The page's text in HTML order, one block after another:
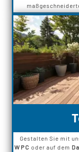
Gestalten Sie mit
WPC oder auf dem